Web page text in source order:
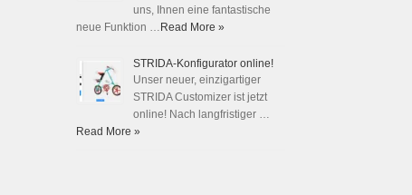
uns, Ihnen eine fantastische
neue Funktion … Read More »
STRIDA-Konfigurator online!
Unser neuer, einzigartiger
STRIDA Customizer ist jetzt
online! Nach langfristiger …
Read More »